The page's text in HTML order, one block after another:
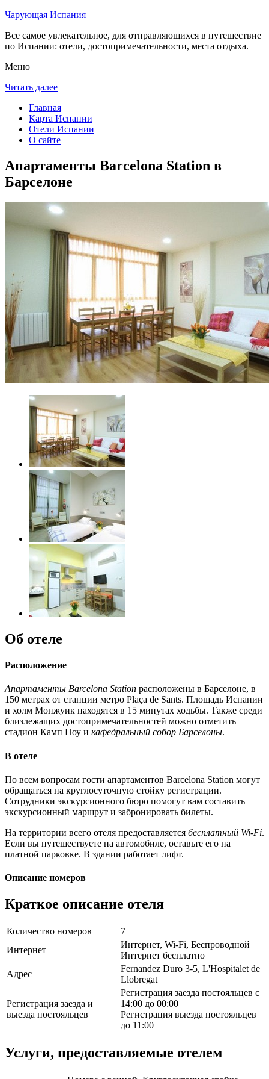
Чарующая Испания
Все самое увлекательное, для отправляющихся в путешествие
по Испании: отели, достопримечательности, места отдыха.
Меню
Читать далее
Главная
Карта Испании
Отели Испании
О сайте
Апартаменты Barcelona Station в
Барселоне
Об отеле
Расположение
Апартаменты Barcelona Station расположены в Барселоне, в
150 метрах от станции метро Plaça de Sants. Площадь Испании
и холм Монжуик находятся в 15 минутах ходьбы. Также среди
близлежащих достопримечательностей можно отметить
стадион Камп Ноу и кафедральный собор Барселоны.
В отеле
По всем вопросам гости апартаментов Barcelona Station могут
обращаться на круглосуточную стойку регистрации.
Сотрудники экскурсионного бюро помогут вам составить
экскурсионный маршрут и забронировать билеты.
На территории всего отеля предоставляется бесплатный Wi-Fi.
Если вы путешествуете на автомобиле, оставьте его на
платной парковке. В здании работает лифт.
Описание номеров
Краткое описание отеля
Количество номеров
7
Интернет
Интернет, Wi-Fi, Беспроводной
Интернет бесплатно
Адрес
Fernandez Duro 3-5, L'Hospitalet de
Llobregat
Регистрация заезда и
выезда постояльцев
Регистрация заезда постояльцев с
14:00 до 00:00
Регистрация выезда постояльцев
до 11:00
Услуги, предоставляемые отелем